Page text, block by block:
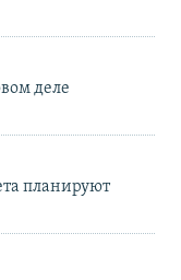
деле
планируют